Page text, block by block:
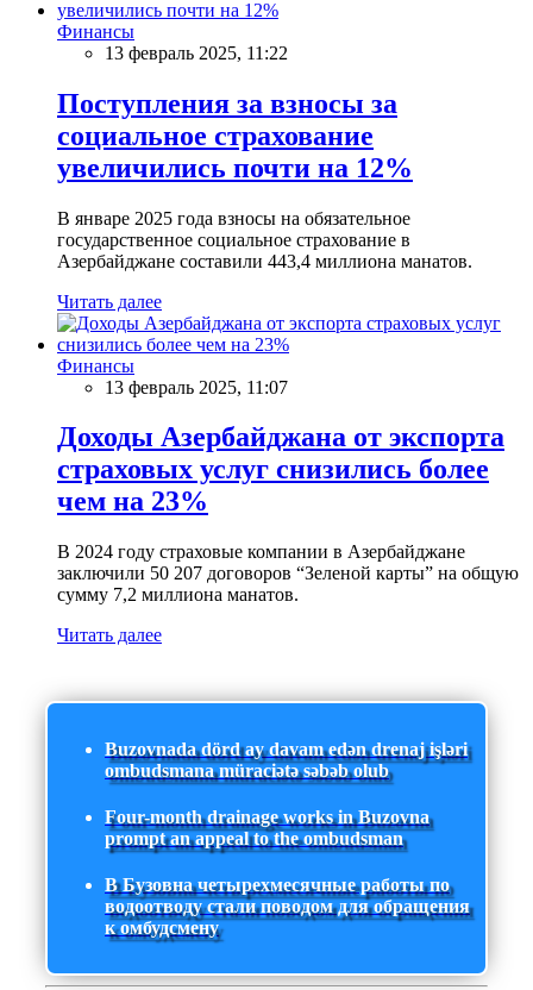
Финансы
13 февраль 2025, 11:22
Поступления за взносы за
социальное страхование
увеличились почти на 12%
В январе 2025 года взносы на обязательное
государственное социальное страхование в
Азербайджане составили 443,4 миллиона манатов.
Читать далее
Финансы
13 февраль 2025, 11:07
Доходы Азербайджана от экспорта
страховых услуг снизились более
чем на 23%
В 2024 году страховые компании в Азербайджане
заключили 50 207 договоров “Зеленой карты” на общую
сумму 7,2 миллиона манатов.
Читать далее
Buzovnada dörd ay davam edən drenaj işləri
ombudsmana müraciətə səbəb olub
Four-month drainage works in Buzovna
prompt an appeal to the ombudsman
В Бузовна четырехмесячные работы по
водоотводу стали поводом для обращения
к омбудсмену